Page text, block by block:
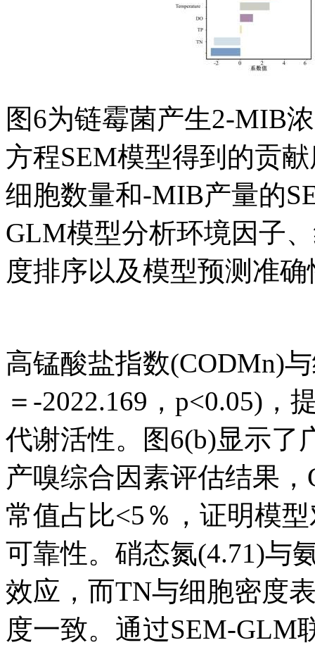
图6为链霉菌产生2-MIB
方程SEM模型得到的贡
细胞数量和-MIB产量的
GLM模型分析环境因子
度排序以及模型预测准
高锰酸盐指数(CODMn)
＝-2022.169，p<0.05)
代谢活性。图6(b)显示了
产嗅综合因素评估结果
常值占比<5％，证明模
可靠性。硝态氮(4.71)与
效应，而TN与细胞密度
度一致。通过SEM-GLM